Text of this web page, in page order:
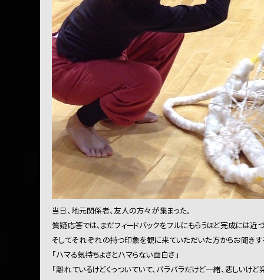
当日、地元関係者、友人の方々が集まった。
質疑応答では、まだフィードバックをフルにもらうほど完成には近
そしてそれぞれの持つ印象を観に来ていただいた方からお聞きす
「ハマる気持ちよさとハマらない面白さ」
「離れているけどくっついていて、バラバラだけど一緒、悲しいけ